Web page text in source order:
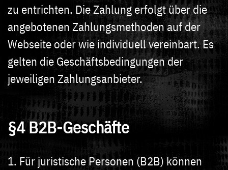
zu entrichten. Die Zahlung erfolgt über die
angebotenen Zahlungsmethoden auf der
Webseite oder wie individuell vereinbart. Es
gelten die Geschäftsbedingungen der
jeweiligen Zahlungsanbieter.
§4 B2B-Geschäfte
1. Für juristische Personen (B2B) können